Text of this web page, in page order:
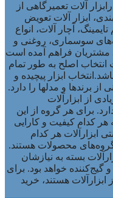
آلات تعمیرگاهی از
ابزار آلات تعویض
آچار آلات، انواع
سوسماری، روغنی و
فراهم آمده است
اصلح به طور تمام
ابزار پیچیده و
از برندها و مدلها را دارد.
از ابزارآلات
برای هر گروه از این
هر کدام کیفیت و کارایی
ابزارآلات هر کدام
محصولات هستند.
بسته به نیازشان
خواهد بود. برای
هستند، خرید